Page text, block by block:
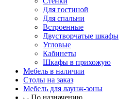
Для гостиной
Для спальни
Встроенные
Двустворчатые шкафы
Угловые
Кабинеты
Шкафы в прихожую
Мебель в наличии
Столы на заказ
Мебель для лаунж-зоны
По назначению